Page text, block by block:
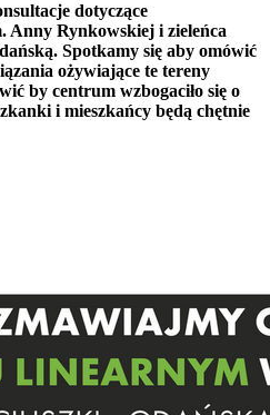
dotyczące
Anny Rynkowskiej i zieleńca
Spotkamy się aby omówić
ożywiające te tereny
by centrum wzbogaciło się o
i mieszkańcy będą chętnie